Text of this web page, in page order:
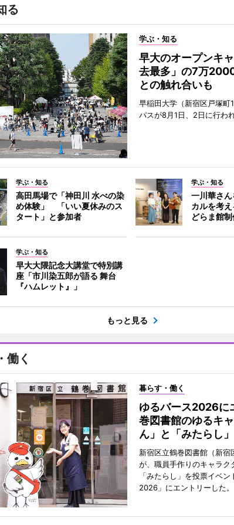
る
学ぶ・知る
早大のオープンキ
去最多」の7万
との触れ合いも
早稲田大学（新宿区戸塚町
パスが8月1日、2日に行われ
学ぶ・知る
高田馬場で「神田川 水べの染
め体験」 「いい夏休みのス
タート」と参加者
学ぶ・知る
一川華さ
カルを考
どらま館
学ぶ・知る
早大大隈記念大講堂で特別講
座「市川染五郎が語る 舞台
『ハムレット』」
もっと見る
働く
暮らす・働く
ゆるバース2026に
巻図書館のゆるキ
ん」と「みたらし」
新宿区立鶴巻図書館（新宿
が、職員手作りのキャラク
「みたらし」を投票イベン
2026」にエントリーした。